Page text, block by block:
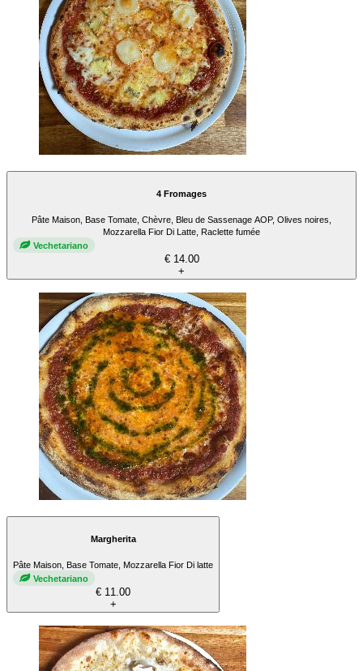
4 Fromages
Pâte Maison, Base Tomate, Chèvre, Bleu de Sassenage AOP, Olives noires,
Mozzarella Fior Di Latte, Raclette fumée
Vechetariano
€ 14.00
+
Margherita
Pâte Maison, Base Tomate, Mozzarella Fior Di latte
Vechetariano
€ 11.00
+